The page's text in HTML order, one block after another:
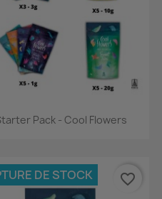
Aperçu rapide
Pack - Cool Flowers
DE STOCK favorite_border